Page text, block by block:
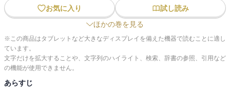
お気に入り
試し読み
ほかの巻を見る
※この商品はタブレットなど大きなディスプレイを備えた機器で読むことに適し
ています。
文字だけを拡大することや、文字列のハイライト、検索、辞書の参照、引用など
の機能が使用できません。
あらすじ